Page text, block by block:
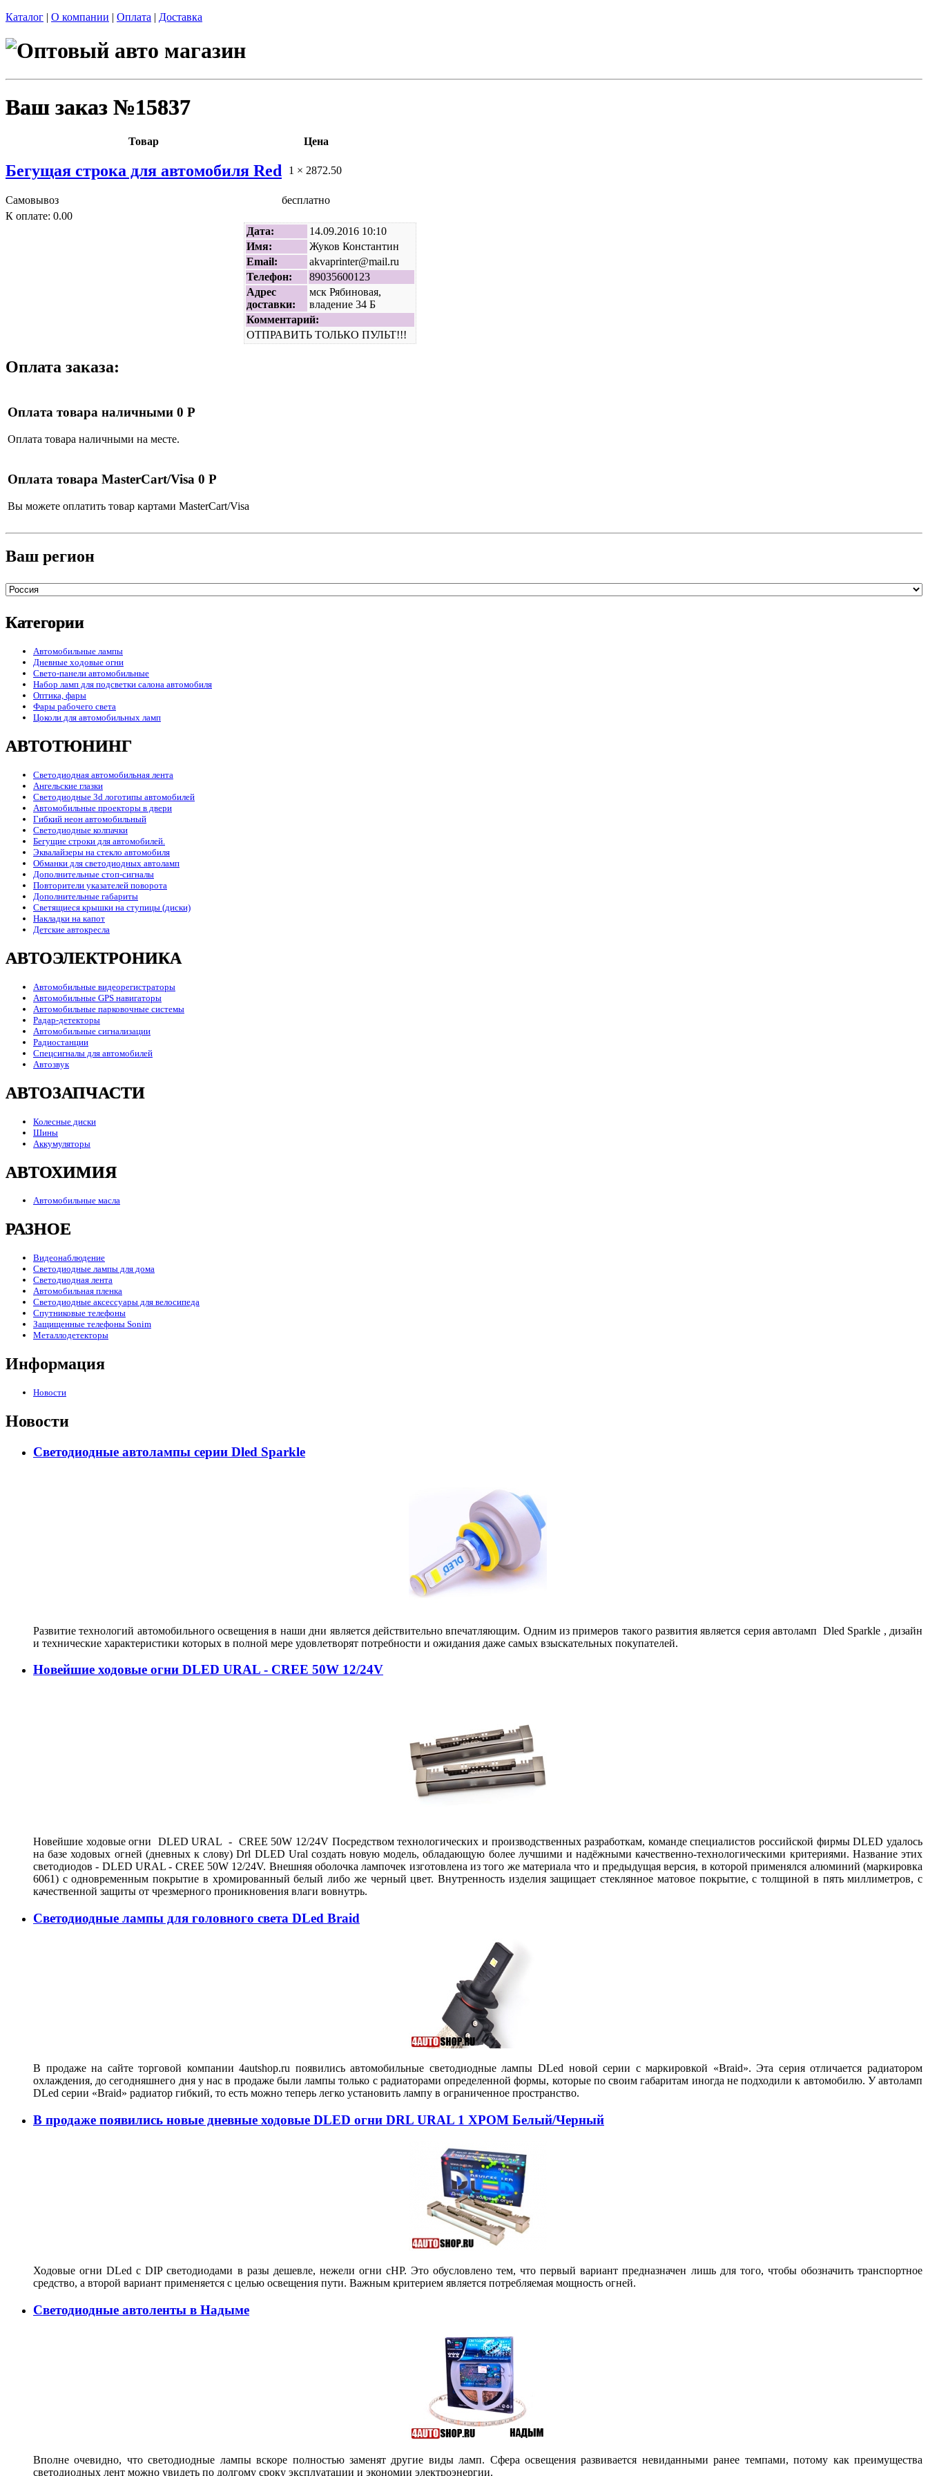
Каталог | О компании | Оплата | Доставка
Ваш заказ №15837
Товар Цена
К оплате: 0.00
Бегущая строка для автомобиля Red 1 × 2872.50
Самовывоз бесплатно
Дата:
14.09.2016 10:10
Имя:
Жуков Константин
Email:
akvaprinter@mail.ru
Телефон:
89035600123
Адрес
доставки:
мск Рябиновая,
владение 34 Б
Комментарий:
ОТПРАВИТЬ ТОЛЬКО ПУЛЬТ!!!
Оплата заказа:
Оплата товара наличными 0 Р
Оплата товара наличными на месте.
Оплата товара MasterCart/Visa 0 Р
Вы можете оплатить товар картами MasterCart/Visa
Ваш регион
Категории
Автомобильные лампы
Дневные ходовые огни
Свето-панели автомобильные
Набор ламп для подсветки салона автомобиля
Оптика, фары
Фары рабочего света
Цоколи для автомобильных ламп
АВТОТЮНИНГ
Светодиодная автомобильная лента
Ангельские глазки
Светодиодные 3d логотипы автомобилей
Автомобильные проекторы в двери
Гибкий неон автомобильный
Светодиодные колпачки
Бегущие строки для автомобилей.
Эквалайзеры на стекло автомобиля
Обманки для светодиодных автоламп
Дополнительные стоп-сигналы
Повторители указателей поворота
Дополнительные габариты
Светящиеся крышки на ступицы (диски)
Накладки на капот
Детские автокресла
АВТОЭЛЕКТРОНИКА
Автомобильные видеорегистраторы
Автомобильные GPS навигаторы
Автомобильные парковочные системы
Радар-детекторы
Автомобильные сигнализации
Радиостанции
Спецсигналы для автомобилей
Автозвук
АВТОЗАПЧАСТИ
Колесные диски
Шины
Аккумуляторы
АВТОХИМИЯ
Автомобильные масла
РАЗНОЕ
Видеонаблюдение
Светодиодные лампы для дома
Светодиодная лента
Автомобильная пленка
Светодиодные аксессуары для велосипеда
Спутниковые телефоны
Защищенные телефоны Sonim
Металлодетекторы
Информация
Новости
Новости
Светодиодные автолампы серии Dled Sparkle
Развитие технологий автомобильного освещения в наши дни является действительно впечатляющим. Одним из примеров такого развития является серия автоламп Dled Sparkle , дизайн
и технические характеристики которых в полной мере удовлетворят потребности и ожидания даже самых взыскательных покупателей.
Новейшие ходовые огни DLED URAL - CREE 50W 12/24V
Новейшие ходовые огни DLED URAL - CREE 50W 12/24V Посредством технологических и производственных разработкам, команде специалистов российской фирмы DLED удалось
на базе ходовых огней (дневных к слову) Drl DLED Ural создать новую модель, обладающую более лучшими и надёжными качественно-технологическими критериями. Название этих
светодиодов - DLED URAL - CREE 50W 12/24V. Внешняя оболочка лампочек изготовлена из того же материала что и предыдущая версия, в которой применялся алюминий (маркировка
6061) с одновременным покрытие в хромированный белый либо же черный цвет. Внутренность изделия защищает стеклянное матовое покрытие, с толщиной в пять миллиметров, с
качественной защиты от чрезмерного проникновения влаги вовнутрь.
Светодиодные лампы для головного света DLed Braid
В продаже на сайте торговой компании 4autshop.ru появились автомобильные светодиодные лампы DLed новой серии с маркировкой «Braid». Эта серия отличается радиатором
охлаждения, до сегодняшнего дня у нас в продаже были лампы только с радиаторами определенной формы, которые по своим габаритам иногда не подходили к автомобилю. У автоламп
DLed серии «Braid» радиатор гибкий, то есть можно теперь легко установить лампу в ограниченное пространство.
В продаже появились новые дневные ходовые DLED огни DRL URAL 1 ХРОМ Белый/Черный
Ходовые огни DLed c DIP светодиодами в разы дешевле, нежели огни сHP. Это обусловлено тем, что первый вариант предназначен лишь для того, чтобы обозначить транспортное
средство, а второй вариант применяется с целью освещения пути. Важным критерием является потребляемая мощность огней.
Светодиодные автоленты в Надыме
Вполне очевидно, что светодиодные лампы вскоре полностью заменят другие виды ламп. Сфера освещения развивается невиданными ранее темпами, потому как преимущества
светодиодных лент можно увидеть по долгому сроку эксплуатации и экономии электроэнергии.